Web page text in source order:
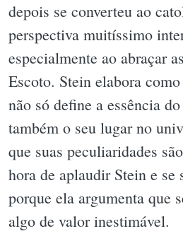
depois se converteu ao
perspectiva muitíssimo
especialmente ao abraçar
Escoto. Stein elabora
não só define a essência
também o seu lugar no
que suas peculiaridades
hora de aplaudir Stein e se
porque ela argumenta que
algo de valor inestimável.